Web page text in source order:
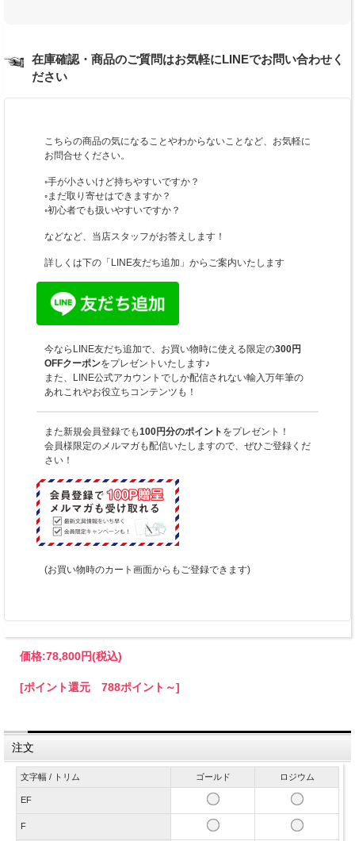
在庫確認・商品のご質問はお気軽にLINEでお問い合わせく
ださい
こちらの商品の気になることやわからないことなど、お気軽に
お問合せください。
◦手が小さいけど持ちやすいですか？
◦まだ取り寄せはできますか？
◦初心者でも扱いやすいですか？
などなど、当店スタッフがお答えします！
詳しくは下の「LINE友だち追加」からご案内いたします
今ならLINE友だち追加で、お買い物時に使える限定の300円
OFFクーポンをプレゼントいたします♪
また、LINE公式アカウントでしか配信されない輸入万年筆の
あれこれやお役立ちコンテンツも！
また新規会員登録でも100円分のポイント をプレゼント！
会員様限定のメルマガも配信いたしますので、ぜひご登録くだ
さい！
(お買い物時のカート画面からもご登録できます)
価格:78,800円(税込)
[ポイント還元 788ポイント～]
注文
文字幅 / トリム ゴールド ロジウム
EF
F